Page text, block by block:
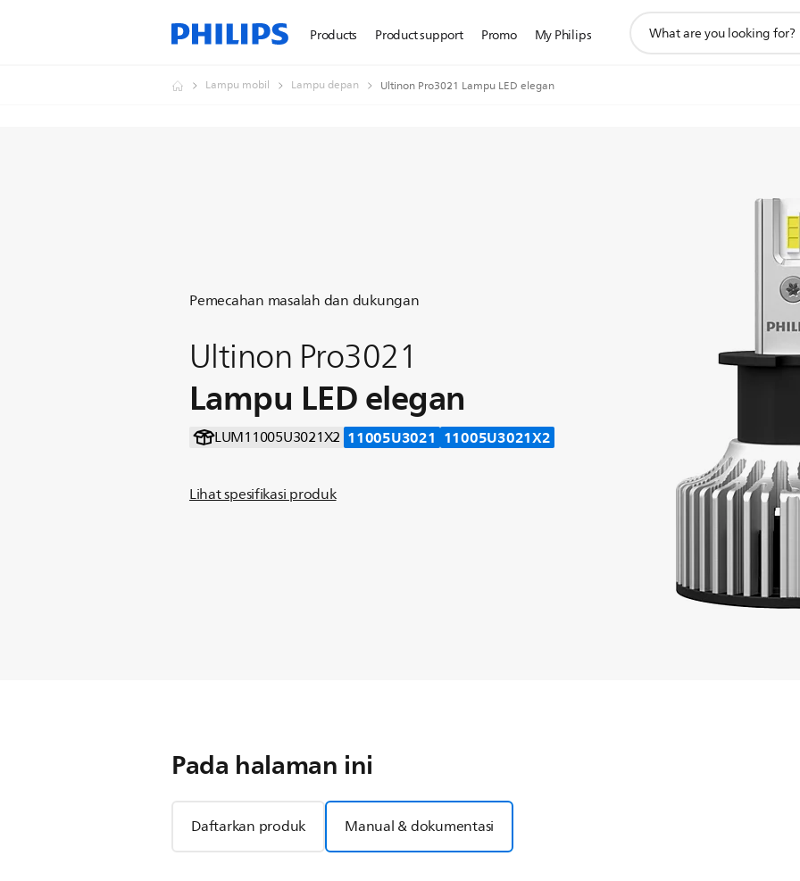
Products Product support Promo My Philips
pencarian
Lampu mobil Lampu depan Ultinon Pro3021 Lampu LED elegan
Pemecahan masalah dan dukungan
Ultinon Pro3021
Lampu LED elegan
LUM11005U3021X2 11005U3021 11005U3021X2
Lihat spesifikasi produk
Pada halaman ini
Daftarkan produk Manual & dokumentasi